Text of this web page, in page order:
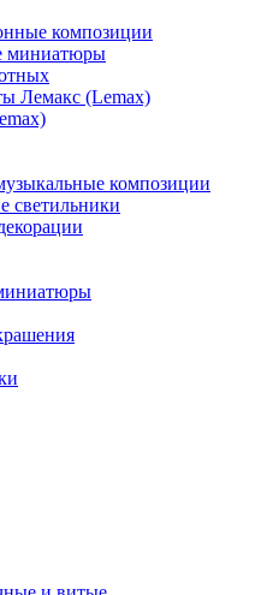
композиции
миниатюры
Лемакс (Lemax)
композиции
светильники